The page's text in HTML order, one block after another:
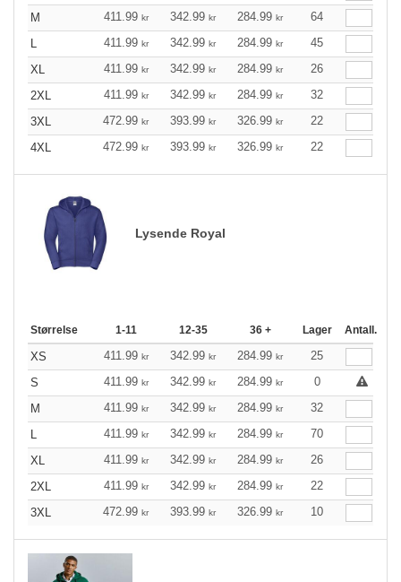
M
411.99 kr 342.99 kr 284.99 kr
64
L
411.99 kr 342.99 kr 284.99 kr
45
XL
411.99 kr 342.99 kr 284.99 kr
26
2XL
411.99 kr 342.99 kr 284.99 kr
32
3XL
472.99 kr 393.99 kr 326.99 kr
22
4XL
472.99 kr 393.99 kr 326.99 kr 22
Lysende Royal
Størrelse 1-11 12-35 36 + Lager Antall.
XS 411.99 kr 342.99 kr 284.99 kr
25
S
411.99 kr 342.99 kr 284.99 kr
0
M
411.99 kr 342.99 kr 284.99 kr
32
L
411.99 kr 342.99 kr 284.99 kr
70
XL
411.99 kr 342.99 kr 284.99 kr
26
2XL
411.99 kr 342.99 kr 284.99 kr
22
3XL
472.99 kr 393.99 kr 326.99 kr 10